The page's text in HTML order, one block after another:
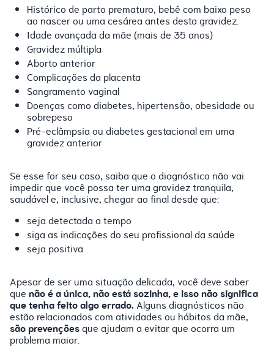
Histórico de parto prematuro, bebê com baixo peso
ao nascer ou uma cesárea antes desta gravidez.
Idade avançada da mãe (mais de 35 anos)
Gravidez múltipla
Aborto anterior
Complicações da placenta
Sangramento vaginal
Doenças como diabetes, hipertensão, obesidade ou
sobrepeso
Pré-eclâmpsia ou diabetes gestacional em uma
gravidez anterior
Se esse for seu caso, saiba que o diagnóstico não vai
impedir que você possa ter uma gravidez tranquila,
saudável e, inclusive, chegar ao final desde que:
seja detectada a tempo
siga as indicações do seu profissional da saúde
seja positiva
Apesar de ser uma situação delicada, você deve saber
quenão é a única, não está sozinha, e isso não significa
que tenha feito algo errado.Alguns diagnósticos não
estão relacionados com atividades ou hábitos da mãe,
são prevençõesque ajudam a evitar que ocorra um
problema maior.